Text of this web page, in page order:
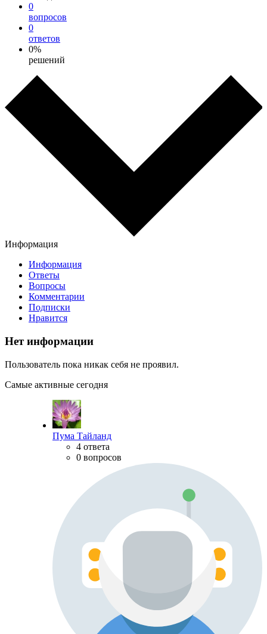
0
вопросов
0
ответов
0%
решений
Информация
Информация
Ответы
Вопросы
Комментарии
Подписки
Нравится
Нет информации
Пользователь пока никак себя не проявил.
Самые активные сегодня
Пума Тайланд
4 ответа
0 вопросов